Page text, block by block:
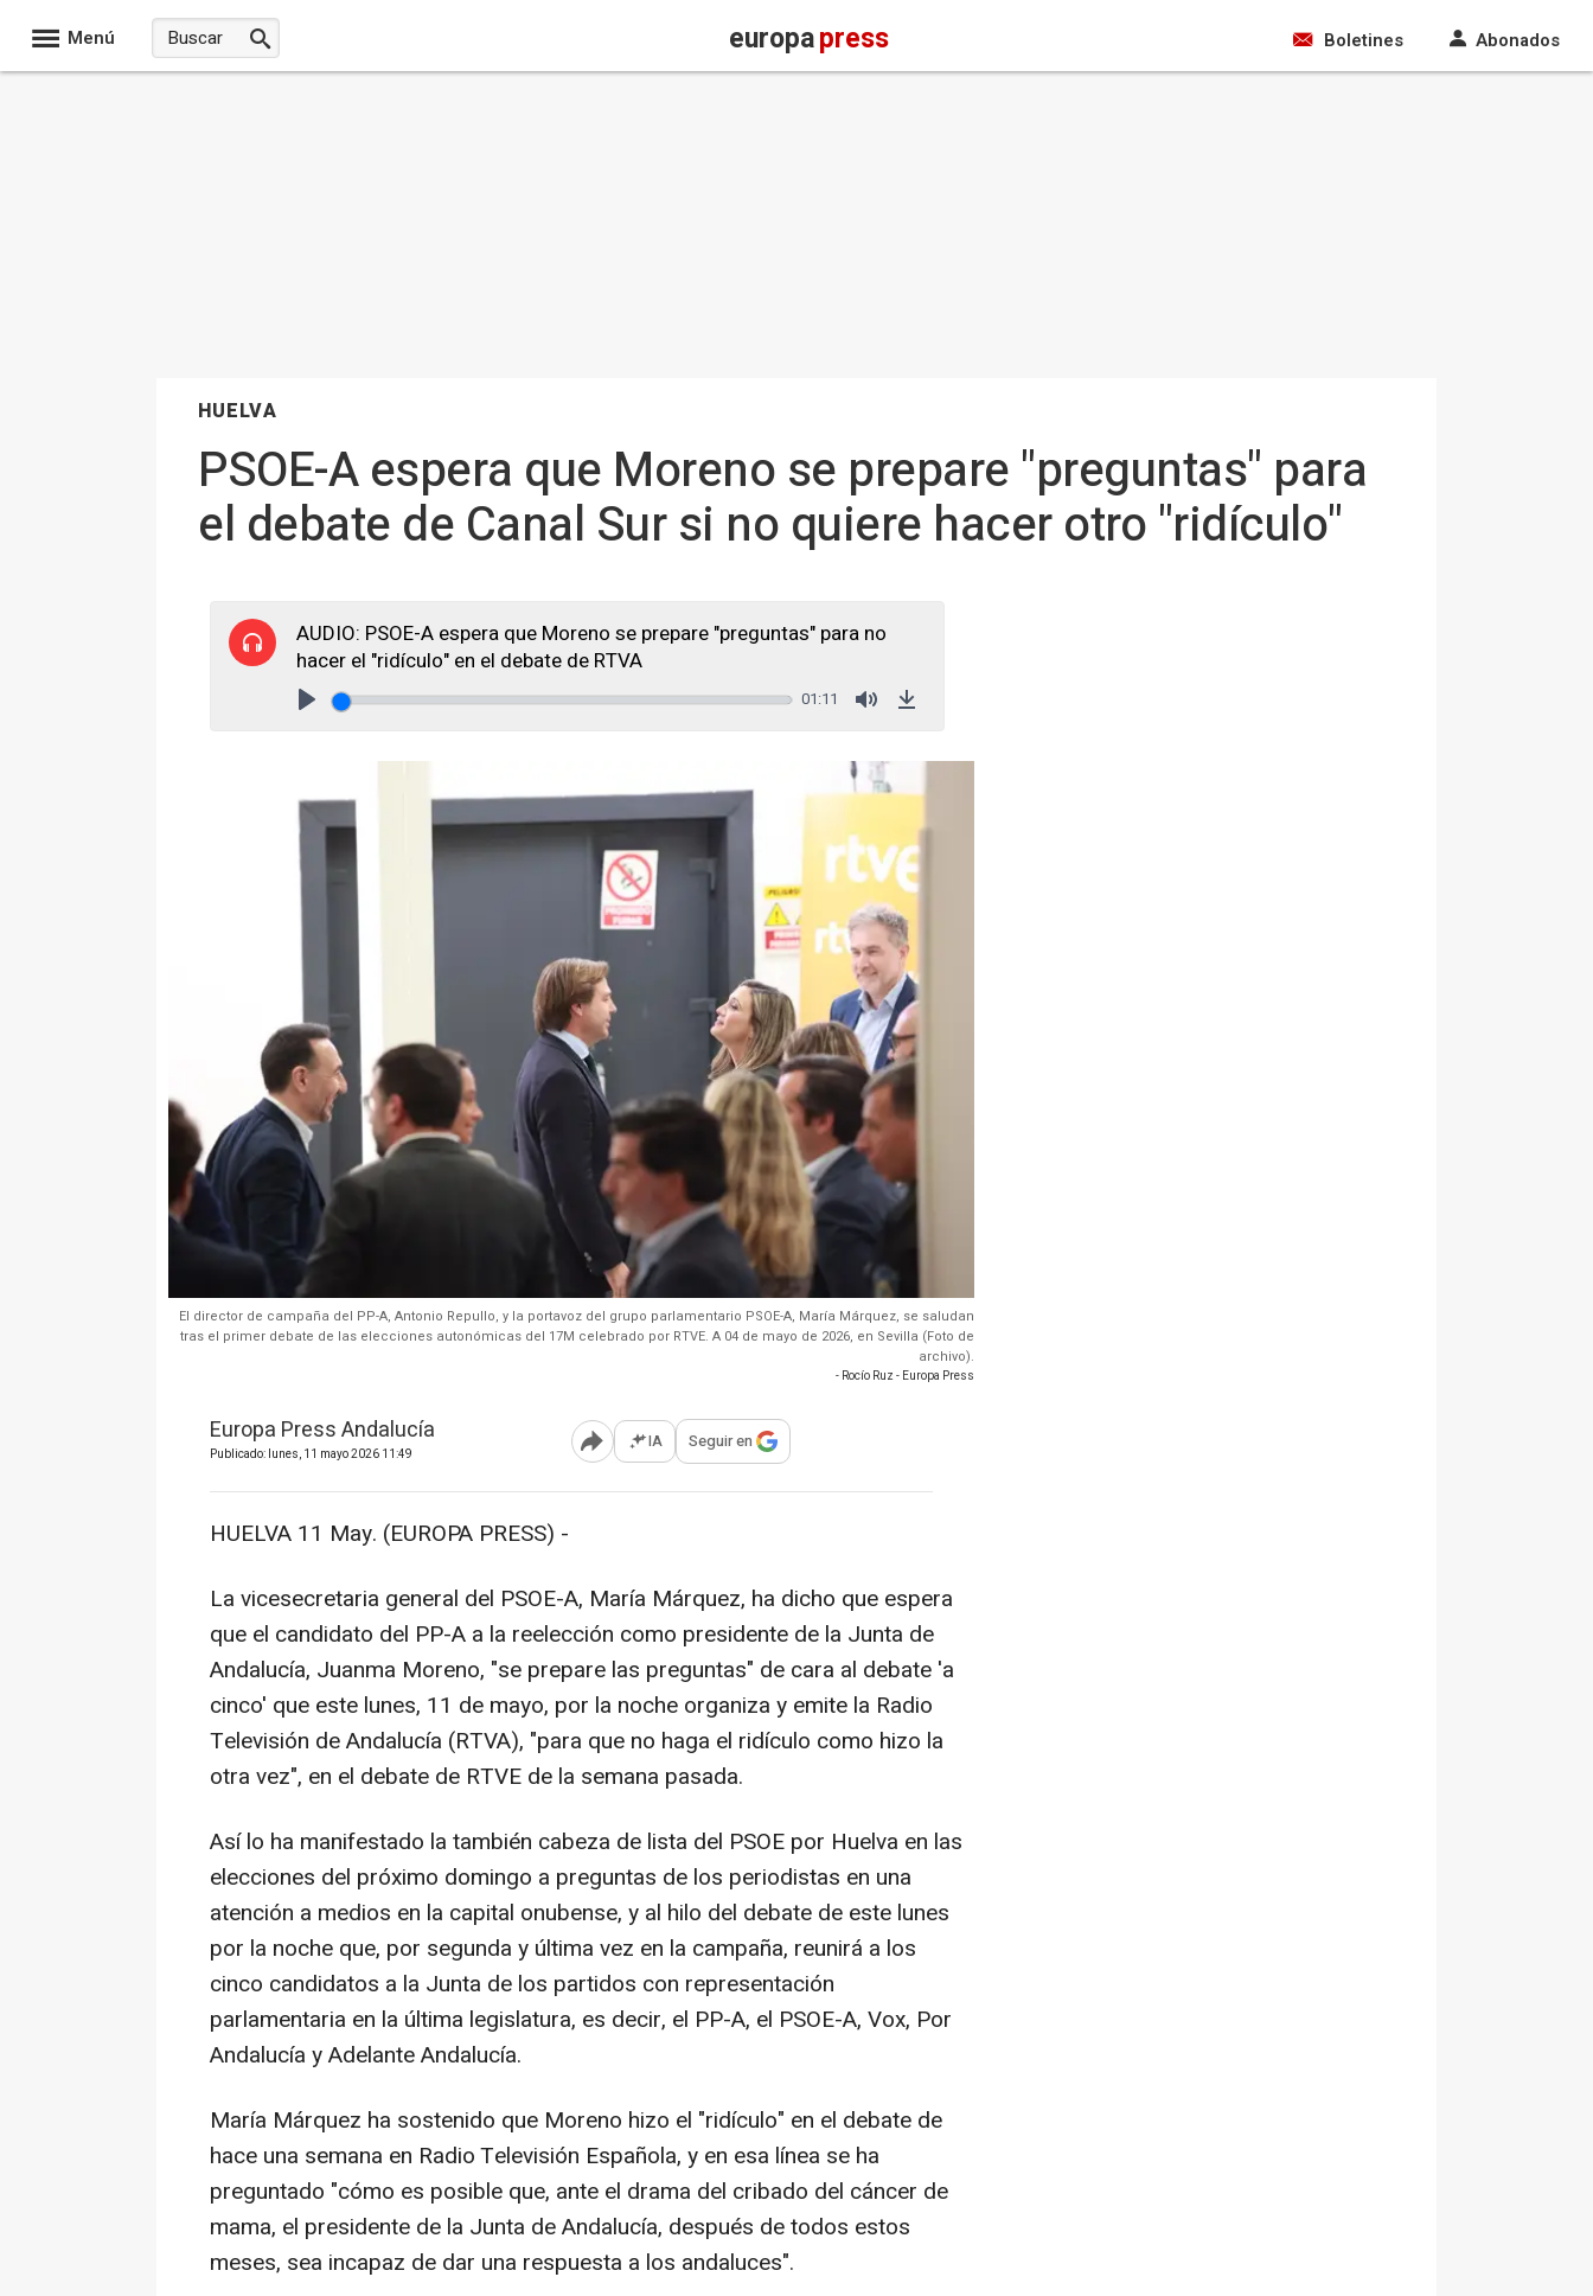
Menú europapress Boletines Abonados
HUELVA
PSOE-A espera que Moreno se prepare "preguntas" para
el debate de Canal Sur si no quiere hacer otro "ridículo"
AUDIO: PSOE-A espera que Moreno se prepare "preguntas" para no
hacer el "ridículo" en el debate de RTVA
01:11
El director de campaña del PP-A, Antonio Repullo, y la portavoz del grupo parlamentario PSOE-A, María Márquez, se saludan
tras el primer debate de las elecciones autonómicas del 17M celebrado por RTVE. A 04 de mayo de 2026, en Sevilla (Foto de
archivo).
- Rocío Ruz - Europa Press
Europa Press Andalucía
Publicado: lunes, 11 mayo 2026 11:49 Abrir opciones para compartir
IA Seguir en
HUELVA 11 May. (EUROPA PRESS) -
La vicesecretaria general del PSOE-A, María Márquez, ha dicho que espera
que el candidato del PP-A a la reelección como presidente de la Junta de
Andalucía, Juanma Moreno, "se prepare las preguntas" de cara al debate 'a
cinco' que este lunes, 11 de mayo, por la noche organiza y emite la Radio
Televisión de Andalucía (RTVA), "para que no haga el ridículo como hizo la
otra vez", en el debate de RTVE de la semana pasada.
Así lo ha manifestado la también cabeza de lista del PSOE por Huelva en las
elecciones del próximo domingo a preguntas de los periodistas en una
atención a medios en la capital onubense, y al hilo del debate de este lunes
por la noche que, por segunda y última vez en la campaña, reunirá a los
cinco candidatos a la Junta de los partidos con representación
parlamentaria en la última legislatura, es decir, el PP-A, el PSOE-A, Vox, Por
Andalucía y Adelante Andalucía.
María Márquez ha sostenido que Moreno hizo el "ridículo" en el debate de
hace una semana en Radio Televisión Española, y en esa línea se ha
preguntado "cómo es posible que, ante el drama del cribado del cáncer de
mama, el presidente de la Junta de Andalucía, después de todos estos
meses, sea incapaz de dar una respuesta a los andaluces".